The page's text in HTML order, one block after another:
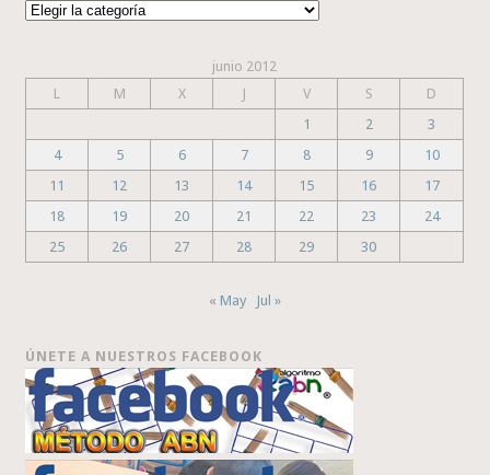
Categorías
junio 2012
L
M X J V S
D
1
2
3
4
5 6 7 8 9
10
11
12 13 14 15 16
17
18
19 20 21 22 23
24
25
26 27 28 29 30
« May Jul »
ÚNETE A NUESTROS FACEBOOK